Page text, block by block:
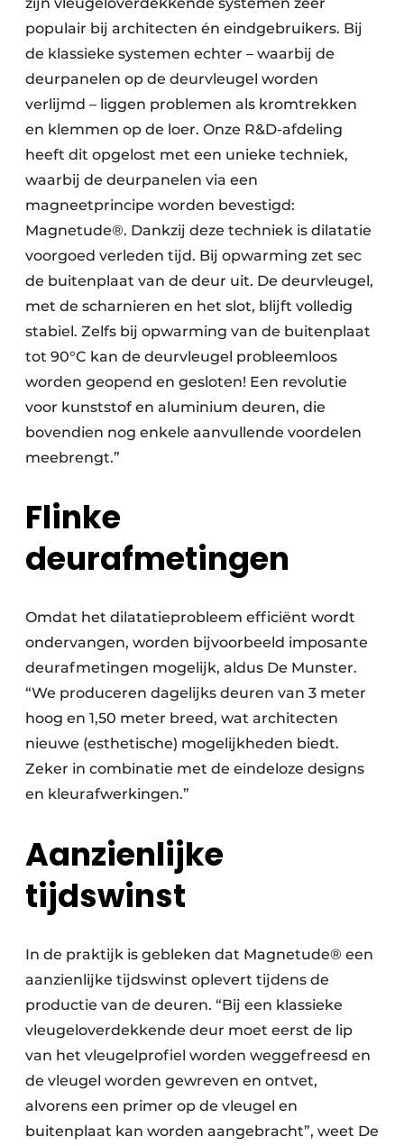
zijn vleugeloverdekkende systemen zeer
populair bij architecten én eindgebruikers. Bij
de klassieke systemen echter – waarbij de
deurpanelen op de deurvleugel worden
verlijmd – liggen problemen als kromtrekken
en klemmen op de loer. Onze R&D-afdeling
heeft dit opgelost met een unieke techniek,
waarbij de deurpanelen via een
magneetprincipe worden bevestigd:
Magnetude®. Dankzij deze techniek is dilatatie
voorgoed verleden tijd. Bij opwarming zet sec
de buitenplaat van de deur uit. De deurvleugel,
met de scharnieren en het slot, blijft volledig
stabiel. Zelfs bij opwarming van de buitenplaat
tot 90°C kan de deurvleugel probleemloos
worden geopend en gesloten! Een revolutie
voor kunststof en aluminium deuren, die
bovendien nog enkele aanvullende voordelen
meebrengt.”
Flinke
deurafmetingen
Omdat het dilatatieprobleem efficiënt wordt
ondervangen, worden bijvoorbeeld imposante
deurafmetingen mogelijk, aldus De Munster.
“We produceren dagelijks deuren van 3 meter
hoog en 1,50 meter breed, wat architecten
nieuwe (esthetische) mogelijkheden biedt.
Zeker in combinatie met de eindeloze designs
en kleurafwerkingen.”
Aanzienlijke
tijdswinst
In de praktijk is gebleken dat Magnetude® een
aanzienlijke tijdswinst oplevert tijdens de
productie van de deuren. “Bij een klassieke
vleugeloverdekkende deur moet eerst de lip
van het vleugelprofiel worden weggefreesd en
de vleugel worden gewreven en ontvet,
alvorens een primer op de vleugel en
buitenplaat kan worden aangebracht”, weet De